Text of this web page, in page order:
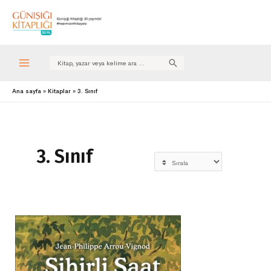
Search
Ana sayfa Kitaplar 3. Sınıf
3. Sınıf